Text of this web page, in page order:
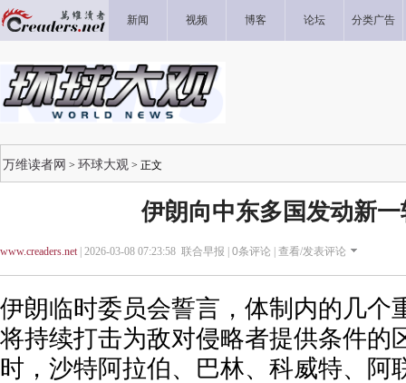
新闻 视频 博客 论坛 分类广告
万维读者网 > 环球大观 > 正文
伊朗向中东多国发动新
www.creaders.net| 2026-03-08 07:23:58 联合早报 | 0条评论 | 查看/发表评论
伊朗临时委员会誓言，体制内的几个
将持续打击为敌对侵略者提供条件的
时，沙特阿拉伯、巴林、科威特、阿